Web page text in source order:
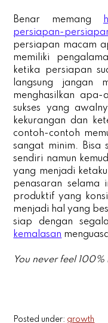
Benar memang
persiapan-
persiapan macam
memiliki
ketika persiapan
langsung jangan
menghasilkan apa-
sukses yang
kekurangan dan
contoh-contoh
sangat minim. Bisa
sendiri namun
yang menjadi
penasaran selama
produktif yang
menjadi hal yang
siap dengan
kemalasan
You never feel
Posted under: growth